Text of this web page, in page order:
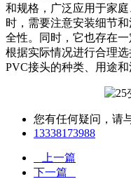
和规格，广泛应用于家
时，需要注意安装细节
全性。同时，它也存在
根据实际情况进行合理
PVC接头的种类、用途和
您有任何疑问，请
13338173988
上一篇
下一篇